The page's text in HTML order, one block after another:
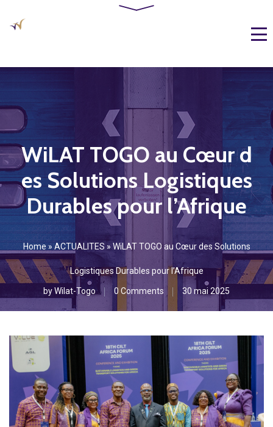
WiLAT TOGO au Cœur d
es Solutions Logistiques
Durables pour l’Afrique
Home »ACTUALITES » WiLAT TOGO au Cœur des Solutions
Logistiques Durables pour l’Afrique
byWilat-Togo 0 Comments 30 mai 2025